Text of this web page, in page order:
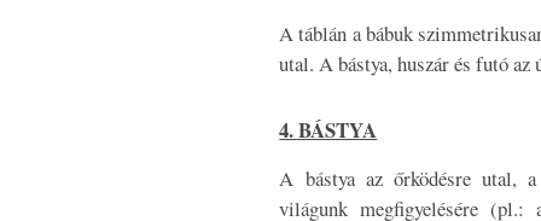
A táblán a bábuk
utal. A bástya, huszár és futó
4. BÁSTYA
A bástya az őrködésre utal,
világunk megfigyelésére (pl.: